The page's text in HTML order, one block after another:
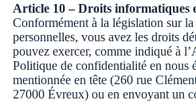
Article 10 – Droits informatiques
Conformément à la législation sur
personnelles, vous avez les droits
pouvez exercer, comme indiqué à
Politique de confidentialité en nous
mentionnée en tête (260 rue
27000 Évreux) ou en envoyant un